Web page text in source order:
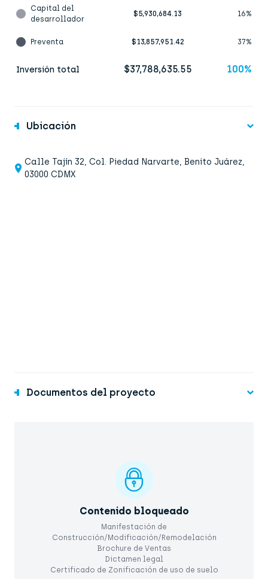
Capital del
desarrollador
$5,930,684.13 16%
Preventa $13,857,951.42 37%
Inversión total $37,788,635.55 100%
Ubicación
Calle Tajín 32, Col. Piedad Narvarte, Benito Juárez,
03000 CDMX
Documentos del proyecto
Contenido bloqueado
Manifestación de
Construcción/Modificación/Remodelación
Brochure de Ventas
Dictamen legal
Certificado de Zonificación de uso de suelo